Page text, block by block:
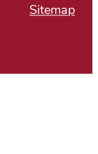
Sitemap